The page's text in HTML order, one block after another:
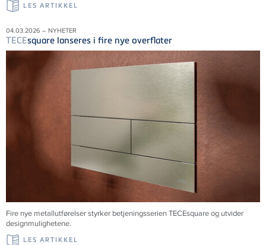
LES ARTIKKEL
04.03.2026 – NYHETER
TECEsquare lanseres i fire nye overflater
Fire nye metallutførelser styrker betjeningsserien TECEsquare og utvider
designmulighetene.
LES ARTIKKEL